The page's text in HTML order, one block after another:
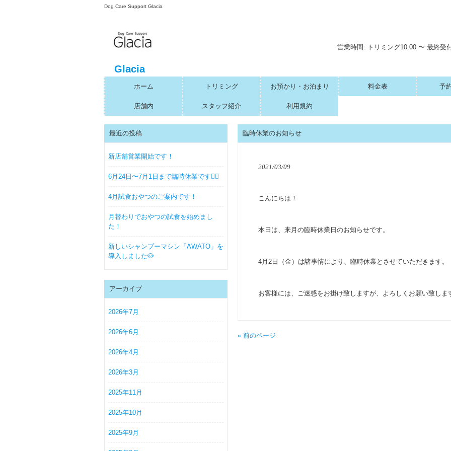
Dog Care Support Glacia
Glacia
営業時間: トリミング10:00 〜 最終受
ホーム トリミング お預かり・お泊まり 料金表 予
店舗内 スタッフ紹介 利用規約
臨時休業のお知らせ
2021/03/09
こんにちは！
本日は、来月の臨時休業日のお知らせです。
4月2日（金）は諸事情により、臨時休業とさせていただきます。
お客様には、ご迷惑をお掛け致しますが、よろしくお願い致しま
« 前のページ
最近の投稿
新店舗営業開始です！
6月24日〜7月1日まで臨時休業です🙇‍♀️
4月試食おやつのご案内です！
月替わりでおやつの試食を始めまし
た！
新しいシャンプーマシン「AWATO」を
導入しました🐶
アーカイブ
2026年7月
2026年6月
2026年4月
2026年3月
2025年11月
2025年10月
2025年9月